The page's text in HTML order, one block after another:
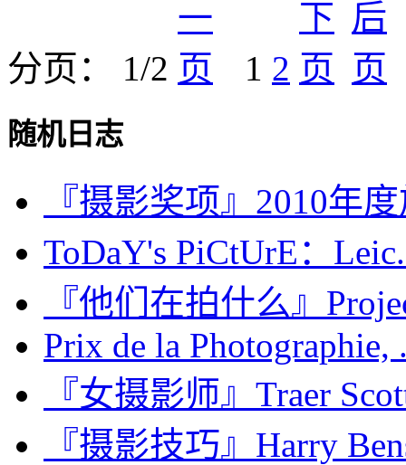
分页： 1/2 1 2
随机日志
『摄影奖项』2010年
ToDaY's PiCtUrE：
『他们在拍什么』
Prix de la Photographie,
『女摄影师』Traer
『摄影技巧』Harry